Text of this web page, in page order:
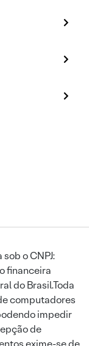
o CNPJ:
financeira
do Brasil.Toda
computadores
impedir
de